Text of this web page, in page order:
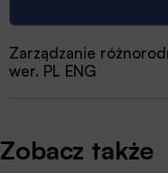
Zarządzanie
wer. PL ENG
Zobacz także